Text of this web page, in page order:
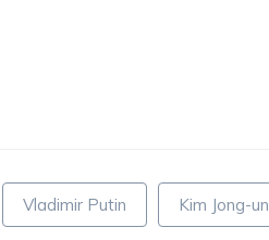
Vladimir Putin Kim Jong-un